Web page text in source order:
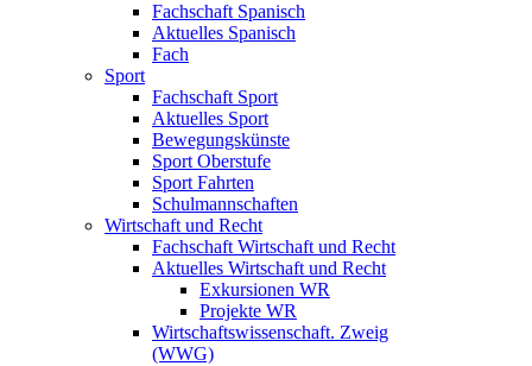
Fachschaft Spanisch
Aktuelles Spanisch
Fach
Sport
Fachschaft Sport
Aktuelles Sport
Bewegungskünste
Sport Oberstufe
Sport Fahrten
Schulmannschaften
Wirtschaft und Recht
Fachschaft Wirtschaft und Recht
Aktuelles Wirtschaft und Recht
Exkursionen WR
Projekte WR
Wirtschaftswissenschaft. Zweig
(WWG)